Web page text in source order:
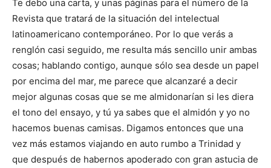
Te debo una carta, y unas páginas para el número de la
Revista que tratará de la situación del intelectual
latinoamericano contemporáneo. Por lo que verás a
renglón casi seguido, me resulta más sencillo unir ambas
cosas; hablando contigo, aunque sólo sea desde un papel
por encima del mar, me parece que alcanzaré a decir
mejor algunas cosas que se me almidonarían si les diera
el tono del ensayo, y tú ya sabes que el almidón y yo no
hacemos buenas camisas. Digamos entonces que una
vez más estamos viajando en auto rumbo a Trinidad y
que después de habernos apoderado con gran astucia de